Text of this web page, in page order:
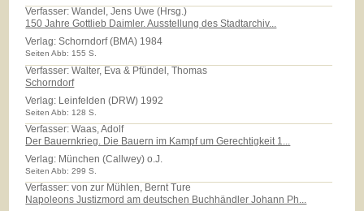
Verfasser: Wandel, Jens Uwe (Hrsg.)
150 Jahre Gottlieb Daimler. Ausstellung des Stadtarchiv...
Verlag:Schorndorf (BMA) 1984
Seiten Abb: 155 S.
Verfasser: Walter, Eva & Pfündel, Thomas
Schorndorf
Verlag: Leinfelden (DRW) 1992
Seiten Abb: 128 S.
Verfasser: Waas, Adolf
Der Bauernkrieg. Die Bauern im Kampf um Gerechtigkeit 1...
Verlag: München (Callwey) o.J.
Seiten Abb: 299 S.
Verfasser: von zur Mühlen, Bernt Ture
Napoleons Justizmord am deutschen Buchhändler Johann Ph...